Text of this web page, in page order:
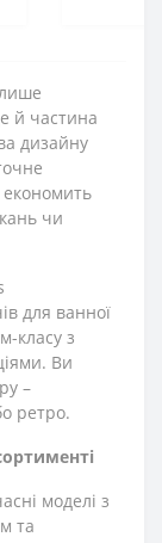
й частина
дизайну
чи
для ванної
класу з
Ви
–
ретро.
моделі з
та